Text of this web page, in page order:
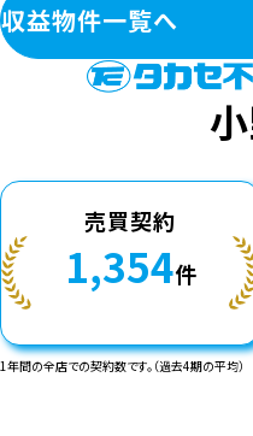
収益物件一覧へ
売買契約
1,354件
1年間の全店での契約数です。（過去4期の平均）